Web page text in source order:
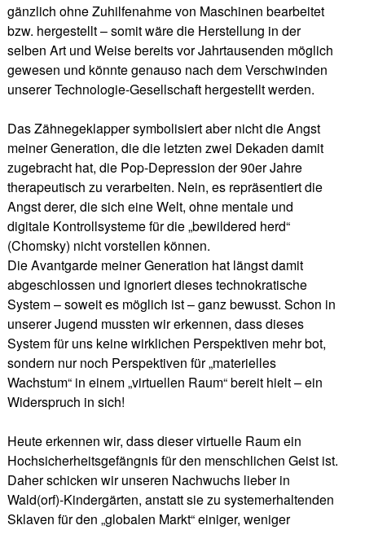
gänzlich ohne Zuhilfenahme von Maschinen bearbeitet
bzw. hergestellt – somit wäre die Herstellung in der
selben Art und Weise bereits vor Jahrtausenden möglich
gewesen und könnte genauso nach dem Verschwinden
unserer Technologie-Gesellschaft hergestellt werden.
Das Zähnegeklapper symbolisiert aber nicht die Angst
meiner Generation, die die letzten zwei Dekaden damit
zugebracht hat, die Pop-Depression der 90er Jahre
therapeutisch zu verarbeiten. Nein, es repräsentiert die
Angst derer, die sich eine Welt, ohne mentale und
digitale Kontrollsysteme für die „bewildered herd“
(Chomsky) nicht vorstellen können.
Die Avantgarde meiner Generation hat längst damit
abgeschlossen und ignoriert dieses technokratische
System – soweit es möglich ist – ganz bewusst. Schon in
unserer Jugend mussten wir erkennen, dass dieses
System für uns keine wirklichen Perspektiven mehr bot,
sondern nur noch Perspektiven für „materielles
Wachstum“ in einem „virtuellen Raum“ bereit hielt – ein
Widerspruch in sich!
Heute erkennen wir, dass dieser virtuelle Raum ein
Hochsicherheitsgefängnis für den menschlichen Geist ist.
Daher schicken wir unseren Nachwuchs lieber in
Wald(orf)-Kindergärten, anstatt sie zu systemerhaltenden
Sklaven für den „globalen Markt“ einiger, weniger